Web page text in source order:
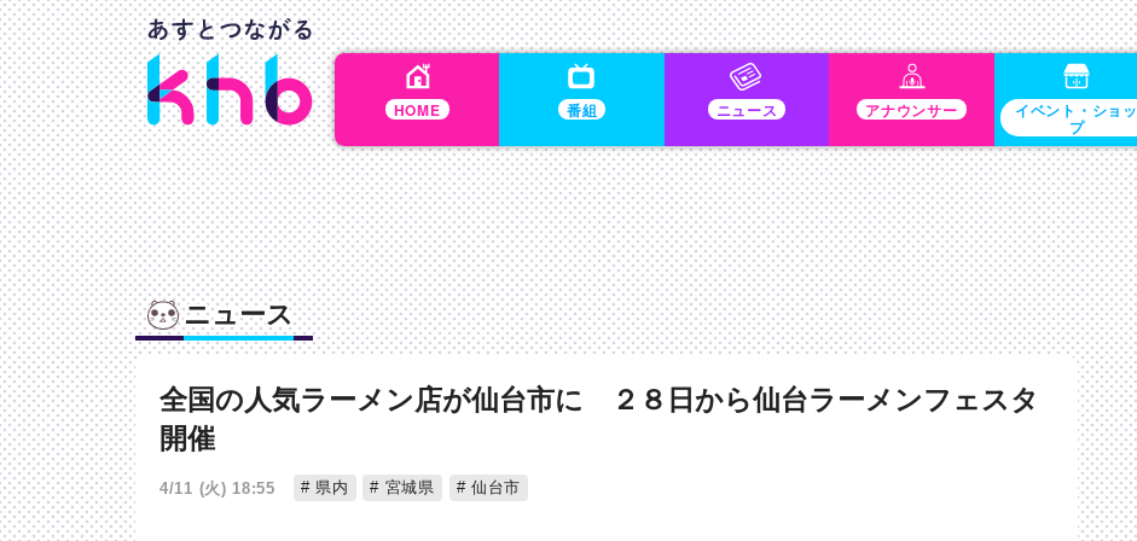
HOME 番組 ニュース アナウンサー イベント・ショッ
プ
ニュース
全国の人気ラーメン店が仙台市に ２８日から仙台ラーメンフェスタ
開催
4/11 (火) 18:55 県内 宮城県 仙台市